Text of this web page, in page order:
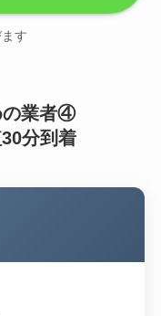
す
の業者④
分到着